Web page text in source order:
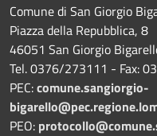
Comune di San Giorgio
Piazza della Repubblica, 8
46051 San Giorgio
Tel. 0376/273111 - Fax:
PEC:comune.sangiorgio-
PEO: